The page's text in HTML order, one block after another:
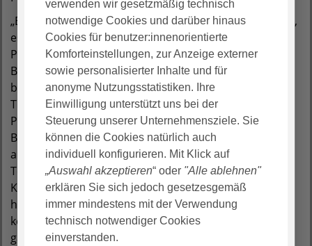
„Es ist weit mehr als nur die Versorgung der Patienten,
es ist die erste Selbstständigkeit im Beruf. Das ist die
Premiere Verantwortung zu übernehmen“, so
Bargfrede, der seit 25 Jahren die Praxisprojekte
betreut. Für die Auszubildenden hieß es, die erlernte
Theorie in die Praxis umzusetzen. So erfuhren die
Patienten an diesen Tagen eine besonders genaue
Betreuung und Pflege. Da Patientenversorgung alles
andere als Routine ist, waren die Schüler auf ein gutes
Team angewiesen. „Die Zusammenarbeit mit meinen
Klassenkameraden hat so gut funktioniert, und ich
habe sie alle mal von einer ganz anderen Seite
kennengelernt. Trotz Anstrengung und Aufregung
gaben wir uns untereinander die Sicherheit, dass man
verwenden wir gesetzmäßig technisch
notwendige Cookies und darüber hinaus
Cookies für benutzer:innenorientierte
Komforteinstellungen, zur Anzeige externer
sowie personalisierter Inhalte und für
anonyme Nutzungsstatistiken. Ihre
Einwilligung unterstützt uns bei der
Steuerung unserer Unternehmensziele. Sie
können die Cookies natürlich auch
individuell konfigurieren. Mit Klick auf
„Auswahl akzeptieren“ oder "Alle ablehnen"
erklären Sie sich jedoch gesetzesgemäß
immer mindestens mit der Verwendung
technisch notwendiger Cookies
einverstanden.